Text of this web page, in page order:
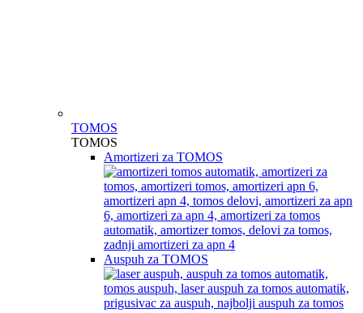
TOMOS
TOMOS
Amortizeri za TOMOS
Auspuh za TOMOS